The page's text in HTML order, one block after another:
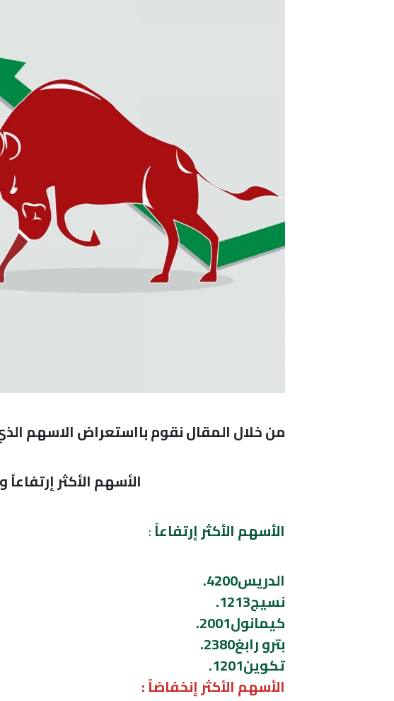
من خلال المقال نقوم بااستعراض الاسهم
الأسهم الأكثر إرتفاعاً و
الأسهم الأكثر إرتفاعاً:
الدريس4200.
نسيج1213.
كيمانول2001.
بترو رابغ2380.
تكوين1201.
الأسهم الأكثر إنخفاضاً :